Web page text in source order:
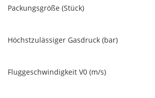
Packungsgröße (Stück)
Höchstzulässiger Gasdruck (bar)
Fluggeschwindigkeit V0 (m/s)